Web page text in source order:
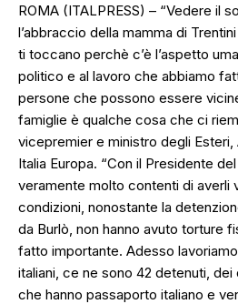
ROMA (ITALPRESS) – “Vedere il
l’abbraccio della mamma di
ti toccano perchè c’è l’aspetto
politico e al lavoro che abbiamo
persone che possono essere
famiglie è qualche cosa che ci
vicepremier e ministro degli Esteri,
Italia Europa. “Con il Presidente
veramente molto contenti di averli
condizioni, nonostante la
da Burlò, non hanno avuto torture
fatto importante. Adesso
italiani, ce ne sono 42 detenuti, dei
che hanno passaporto italiano e